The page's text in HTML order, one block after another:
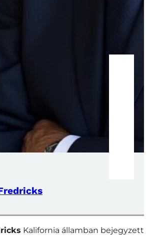
Kalifornia államban bejegyzett